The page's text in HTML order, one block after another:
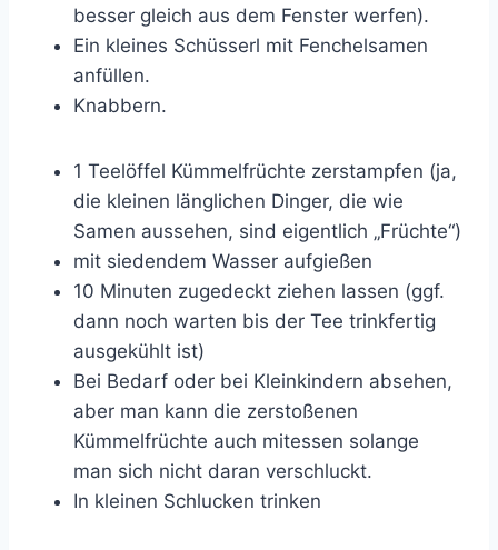
besser gleich aus dem Fenster werfen).
Ein kleines Schüsserl mit Fenchelsamen
anfüllen.
Knabbern.
1 Teelöffel Kümmelfrüchte zerstampfen (ja,
die kleinen länglichen Dinger, die wie
Samen aussehen, sind eigentlich „Früchte“)
mit siedendem Wasser aufgießen
10 Minuten zugedeckt ziehen lassen (ggf.
dann noch warten bis der Tee trinkfertig
ausgekühlt ist)
Bei Bedarf oder bei Kleinkindern absehen,
aber man kann die zerstoßenen
Kümmelfrüchte auch mitessen solange
man sich nicht daran verschluckt.
In kleinen Schlucken trinken